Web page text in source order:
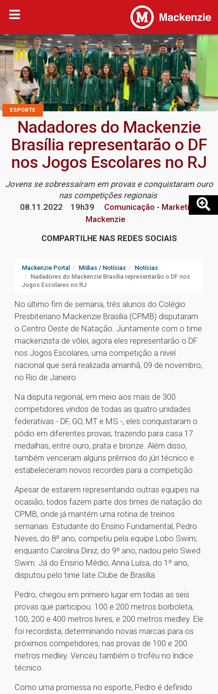
ESPORTE
Nadadores do Mackenzie
Brasília representarão o DF
nos Jogos Escolares no RJ
Jovens se sobressaíram em provas e conquistaram ouro
nas competições regionais
08.11.2022
19h39
Comunicação - Marketing
Mackenzie
COMPARTILHE NAS REDES SOCIAIS
Mackenzie Portal Mídias / Notícias
Notícias
Nadadores do Mackenzie Brasília representarão o DF nos
Jogos Escolares no RJ
No último fim de semana, três alunos do Colégio
Presbiteriano Mackenzie Brasília (CPMB) disputaram
o Centro Oeste de Natação. Juntamente com o time
mackenzista de vôlei, agora eles representarão o DF
nos Jogos Escolares, uma competição a nível
nacional que será realizada amanhã, 09 de novembro,
no Rio de Janeiro.
Na disputa regional, em meio aos mais de 300
competidores vindos de todas as quatro unidades
federativas - DF, GO, MT e MS -, eles conquistaram o
pódio em diferentes provas, trazendo para casa 17
medalhas, entre ouro, prata e bronze. Além disso,
também venceram alguns prêmios do júri técnico e
estabeleceram novos recordes para a competição.
Apesar de estarem representando outras equipes na
ocasião, todos fazem parte dos times de natação do
CPMB, onde já mantém uma rotina de treinos
semanais. Estudante do Ensino Fundamental, Pedro
Neves, do 8º ano, competiu pela equipe Lobo Swim;
enquanto Carolina Diniz, do 9º ano, nadou pelo Swed
Swim. Já do Ensino Médio, Anna Luísa, do 1º ano,
disputou pelo time Iate Clube de Brasília.
Pedro, chegou em primeiro lugar em todas as seis
provas que participou: 100 e 200 metros borboleta;
100, 200 e 400 metros livres; e 200 metros medley. Ele
foi recordista, determinando novas marcas para os
próximos competidores, nas provas de 100 e 200
metros medley. Venceu também o troféu no índice
técnico.
Como uma promessa no esporte, Pedro é definido